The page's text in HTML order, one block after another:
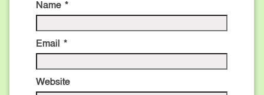
Name *
Email *
Website